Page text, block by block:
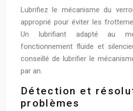
Lubrifiez le mécanisme du
approprié pour éviter les
Un lubrifiant adapté au
fonctionnement fluide et
conseillé de lubrifier le
par an.
Détection et
problèmes